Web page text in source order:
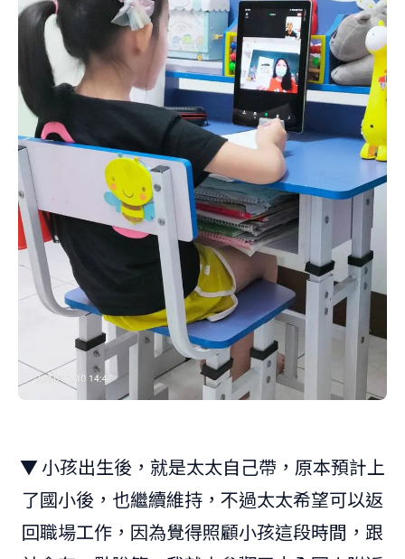
▼ 小孩出生後，就是太太自己帶，原本預計上
了國小後，也繼續維持，不過太太希望可以返
回職場工作，因為覺得照顧小孩這段時間，跟